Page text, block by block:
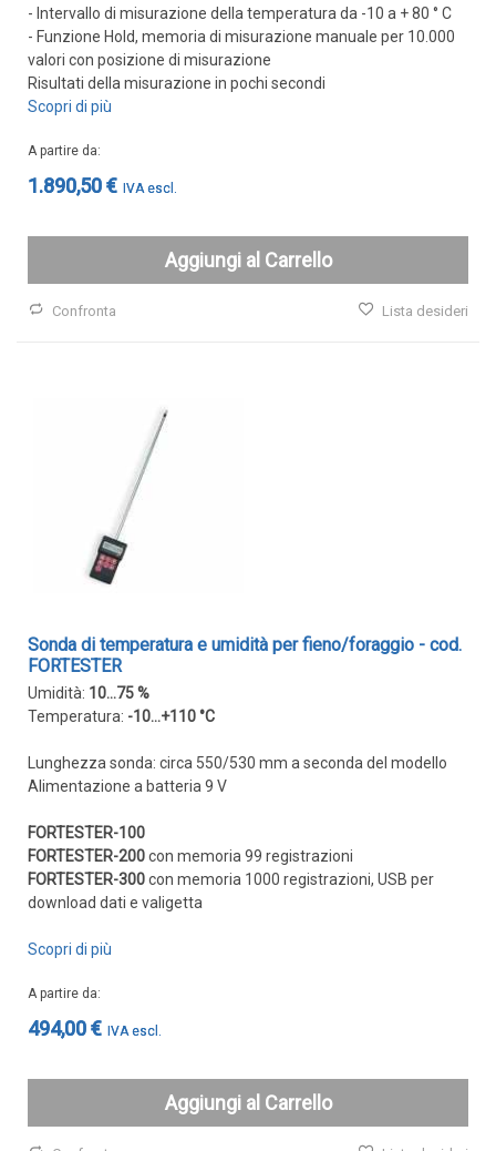
- Intervallo di misurazione della temperatura da -10 a + 80 ° C
- Funzione Hold, memoria di misurazione manuale per 10.000
valori con posizione di misurazione
Risultati della misurazione in pochi secondi
Scopri di più
A partire da
1.890,50 €
Aggiungi al Carrello
Lista desideri
Confronta
Sonda di temperatura e umidità per fieno/foraggio - cod.
FORTESTER
Umidità: 10...75 %
Temperatura: -10...+110 °C
Lunghezza sonda: circa 550/530 mm a seconda del modello
Alimentazione a batteria 9 V
FORTESTER-100
FORTESTER-200con memoria 99 registrazioni
FORTESTER-300con memoria 1000 registrazioni, USB per
download dati e valigetta
Scopri di più
A partire da
494,00 €
Aggiungi al Carrello
PORTATA
Sensori di pressione
Barometri
Flussimetri
Sonde CO2 ambiente
Sonde CO2 da canale
Sonde VOC da canale
Sonde di polveri sottili PM
Sonde combinate
Sonde combinate da canale
LUCE
MOVIMENTO
Sensori di luminosità
Sensori di movimento
Sensori di luminosità movimento e